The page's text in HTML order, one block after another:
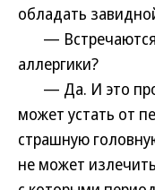
обладать
— Встречаются
аллергики?
— Да. И это
может устать от
страшную
не может